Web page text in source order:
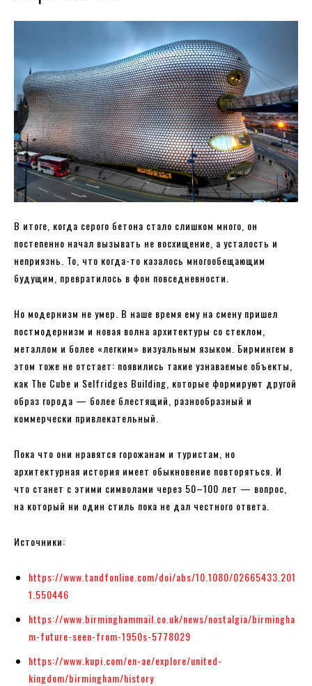
В итоге, когда серого бетона стало слишком много, он
постепенно начал вызывать не восхищение, а усталость и
неприязнь. То, что когда-то казалось многообещающим
будущим, превратилось в фон повседневности.
Но модернизм не умер. В наше время ему на смену пришел
постмодернизм и новая волна архитектуры со стеклом,
металлом и более «легким» визуальным языком. Бирмингем в
этом тоже не отстает: появились такие узнаваемые объекты,
как The Cube и Selfridges Building, которые формируют другой
образ города — более блестящий, разнообразный и
коммерчески привлекательный.
Пока что они нравятся горожанам и туристам, но
архитектурная история имеет обыкновение повторяться. И
что станет с этими символами через 50–100 лет — вопрос,
на который ни один стиль пока не дал честного ответа.
Источники:
https://www.tandfonline.com/doi/abs/10.1080/02665433.201
1.550446
https://www.birminghammail.co.uk/news/nostalgia/birmingha
m-future-seen-from-1950s-5778029
https://www.kupi.com/en-ae/explore/united-
kingdom/birmingham/history